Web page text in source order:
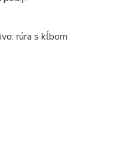
rúra s kĺbom